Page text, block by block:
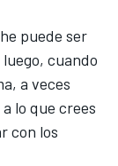
puede ser
cuando
a veces
lo que crees
con los